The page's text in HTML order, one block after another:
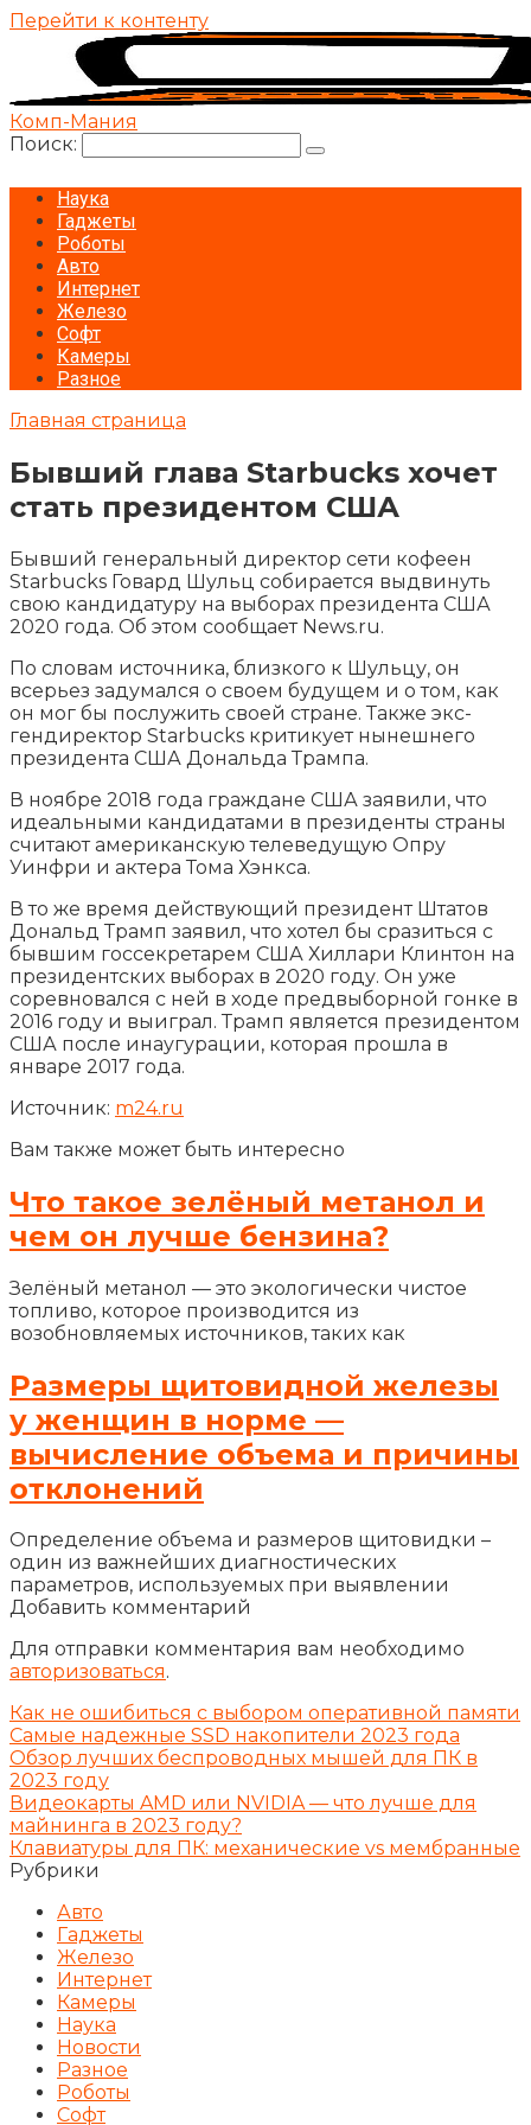
Перейти к контенту
Комп-Мания
Поиск:
Наука
Гаджеты
Роботы
Авто
Интернет
Железо
Софт
Камеры
Разное
Главная страница
Бывший глава Starbucks хочет
стать президентом США
Бывший генеральный директор сети кофеен
Starbucks Говард Шульц собирается выдвинуть
свою кандидатуру на выборах президента США
2020 года. Об этом сообщает News.ru.
По словам источника, близкого к Шульцу, он
всерьез задумался о своем будущем и о том, как
он мог бы послужить своей стране. Также экс-
гендиректор Starbucks критикует нынешнего
президента США Дональда Трампа.
В ноябре 2018 года граждане США заявили, что
идеальными кандидатами в президенты страны
считают американскую телеведущую Опру
Уинфри и актера Тома Хэнкса.
В то же время действующий президент Штатов
Дональд Трамп заявил, что хотел бы сразиться с
бывшим госсекретарем США Хиллари Клинтон на
президентских выборах в 2020 году. Он уже
соревновался с ней в ходе предвыборной гонке в
2016 году и выиграл. Трамп является президентом
США после инаугурации, которая прошла в
январе 2017 года.
Источник: m24.ru
Вам также может быть интересно
Что такое зелёный метанол и
чем он лучше бензина?
Зелёный метанол — это экологически чистое
топливо, которое производится из
возобновляемых источников, таких как
Размеры щитовидной железы
у женщин в норме —
вычисление объема и причины
отклонений
Определение объема и размеров щитовидки –
один из важнейших диагностических
параметров, используемых при выявлении
Добавить комментарий
Для отправки комментария вам необходимо
авторизоваться.
Как не ошибиться с выбором оперативной памяти
Самые надежные SSD накопители 2023 года
Обзор лучших беспроводных мышей для ПК в
2023 году
Видеокарты AMD или NVIDIA — что лучше для
майнинга в 2023 году?
Клавиатуры для ПК: механические vs мембранные
Рубрики
Авто
Гаджеты
Железо
Интернет
Камеры
Наука
Новости
Разное
Роботы
Софт